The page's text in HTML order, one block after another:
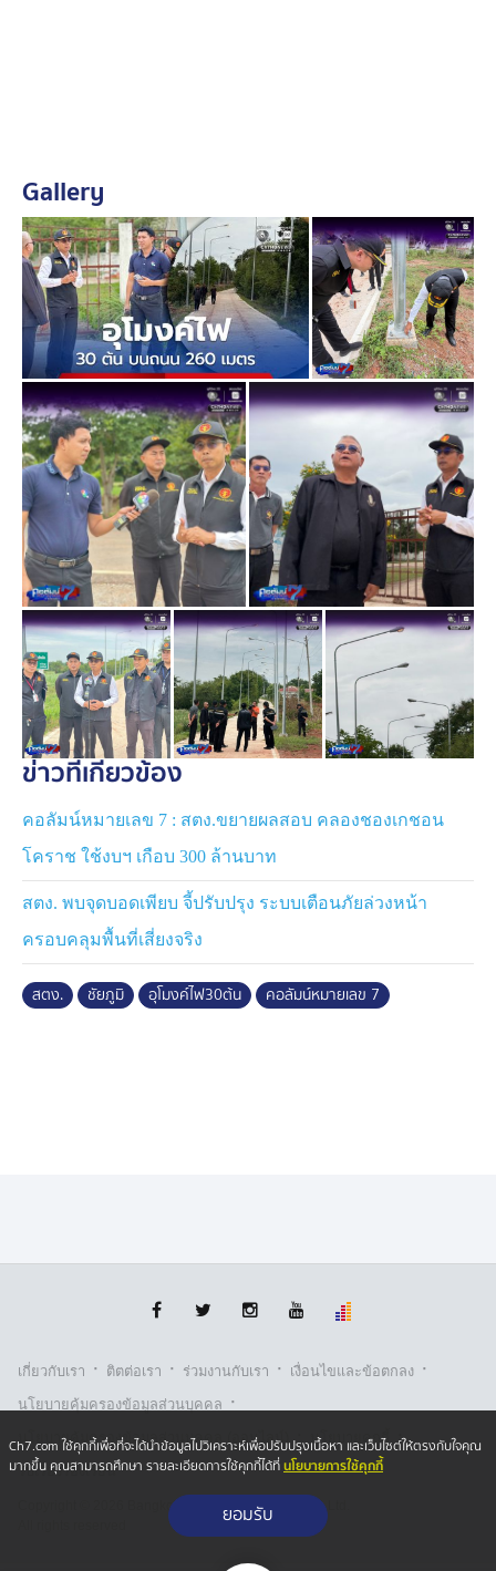
โดยพบว่า เสาไฟฟ้า 30 ต้น เป็นส่วนหนึ่งในโครงการ
ก่อสร้างถนนคอนกรีตเสริมเหล็ก งบประมาณ 1,480,000
บาท เริ่มสัญญา วันที่ 27 กุมภาพันธ์ 2568 และสิ้นสุด
สัญญา วันที่ 16 กันยายน 2568 มีห้างหุ้นส่วนจำกัด ธัชนพ
วิศวกิจ เป็นบริษัทผู้รับงาน
ขณะที่การส่งมอบงาน พบว่าล่าช้าเป็นวันที่ 6 พฤศจิกายน
2568 โดยมีระยะเวลาประกันสัญญา 2 ปี หรือภายในวันที่ 6
พฤศจิกายน 2570
ตั้งแต่ของบประมาณ และออกแบบโครงการ เริ่มเมื่อ 2 ปีที่
นี้ หน่วยงานไม่สามารถแก้ไขเปลี่ยนแปลงสัญญาได้ ซึ่งตาม
ระเบียบราชการได้เปิดช่องระเบียบสัญญา หน่วยงาน
สามารถตัดทอน เปลี่ยนแปลง หรือแก้ไข ให้อยู่ในกรอบของ
โครงการ
Gallery
ข่าวที่เกี่ยวข้อง
คอลัมน์หมายเลข 7 : สตง.ขยายผลสอบ คลองชองเกชอน
โคราช ใช้งบฯ เกือบ 300 ล้านบาท
สตง. พบจุดบอดเพียบ จี้ปรับปรุง ระบบเตือนภัยล่วงหน้า
ครอบคลุมพื้นที่เสี่ยงจริง
สตง. ชัยภูมิ อุโมงค์ไฟ30ต้น คอลัมน์หมายเลข 7
เกี่ยวกับเรา · ติตต่อเรา · ร่วมงานกับเรา · เงื่อนไขและข้อตกลง ·
นโยบายคุ้มครองข้อมูลส่วนบุคคล ·
นโยบายคุ้มครองข้อมูลส่วนบุคคล (ออนไลน์) · นโยบายคุกกี้ ·
รับเรื่องร้องเรียน
Copyright © 2026 Bangkok Broadcasting & T.V. Co.,Ltd.
Ch7.com ใช้คุกกี้เพื่อที่จะได้นำข้อมูลไปวิเคราะห์เพื่อปรับปรุงเนื้อหา และเว็บไซต์ให้ตรงกับใจคุณ
มากขึ้น คุณสามารถศึกษา รายละเอียดการใช้คุกกี้ได้ที่นโยบายการใช้คุกกี้
ยอมรับ